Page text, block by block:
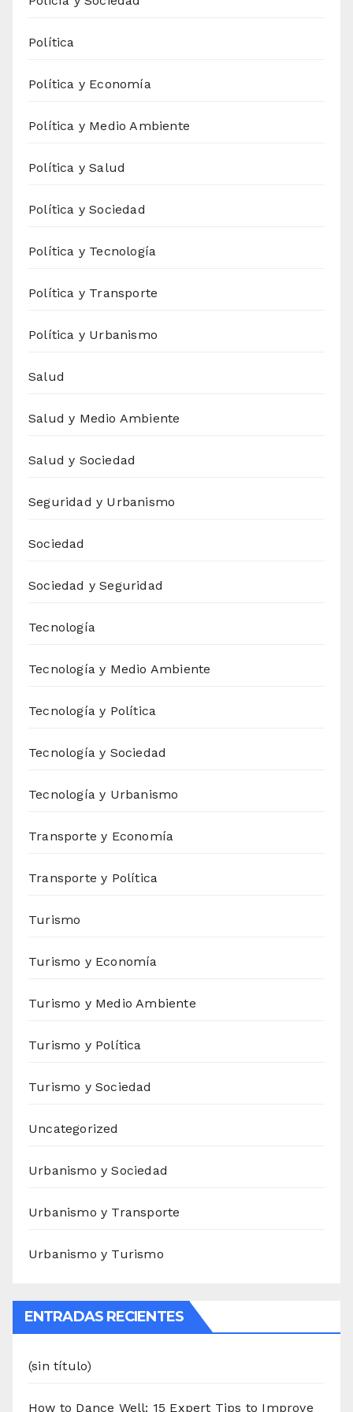
Política
Política y Economía
Política y Medio Ambiente
Política y Salud
Política y Sociedad
Política y Tecnología
Política y Transporte
Política y Urbanismo
Salud
Salud y Medio Ambiente
Salud y Sociedad
Seguridad y Urbanismo
Sociedad
Sociedad y Seguridad
Tecnología
Tecnología y Medio Ambiente
Tecnología y Política
Tecnología y Sociedad
Tecnología y Urbanismo
Transporte y Economía
Transporte y Política
Turismo
Turismo y Economía
Turismo y Medio Ambiente
Turismo y Política
Turismo y Sociedad
Uncategorized
Urbanismo y Sociedad
Urbanismo y Transporte
Urbanismo y Turismo
ENTRADAS RECIENTES
(sin título)
How to Dance Well: 15 Expert Tips to Improve